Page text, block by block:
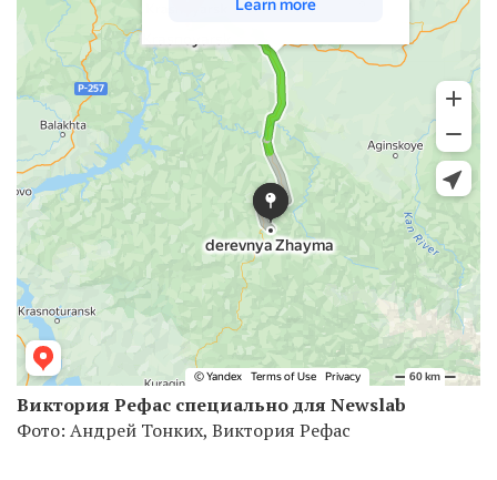
Виктория Рефас специально для Newslab
Фото: Андрей Тонких, Виктория Рефас